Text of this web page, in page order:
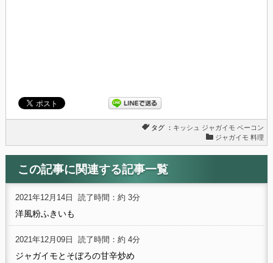
タグ ： キッシュ ジャガイモ ベーコン
ジャガイモ 料理
この記事に関連する記事一覧
2021年12月14日 読了時間：約 3分
洋風粉ふきいも
2021年12月09日 読了時間：約 4分
ジャガイモとそぼろの甘辛炒め